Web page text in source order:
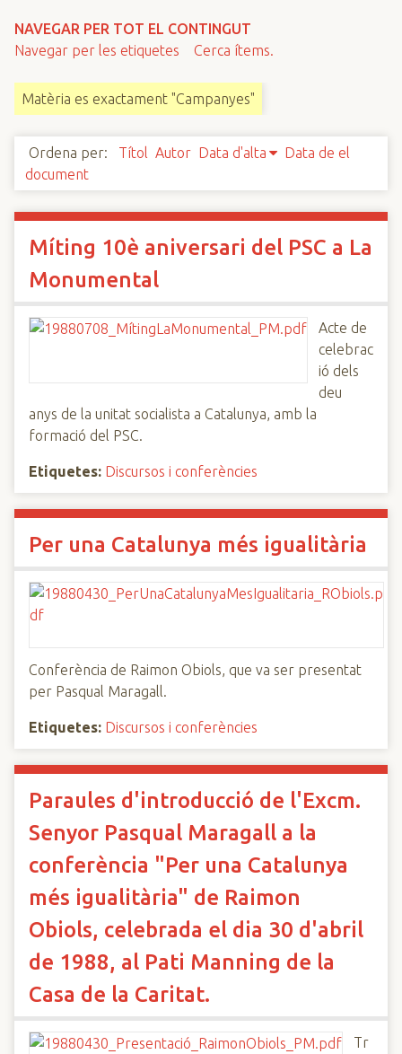
NAVEGAR PER TOT EL CONTINGUT
Navegar per les etiquetes
Cerca ítems.
Matèria es exactament "Campanyes"
Ordena per: Títol Autor Data d'alta
Data de el
document
Míting 10è aniversari del PSC a La
Monumental
Acte de
celebrac
ió dels
deu
anys de la unitat socialista a Catalunya, amb la
formació del PSC.
Etiquetes: Discursos i conferències
Per una Catalunya més igualitària
Conferència de Raimon Obiols, que va ser presentat
per Pasqual Maragall.
Etiquetes: Discursos i conferències
Paraules d'introducció de l'Excm.
Senyor Pasqual Maragall a la
conferència "Per una Catalunya
més igualitària" de Raimon
Obiols, celebrada el dia 30 d'abril
de 1988, al Pati Manning de la
Casa de la Caritat.
Tr